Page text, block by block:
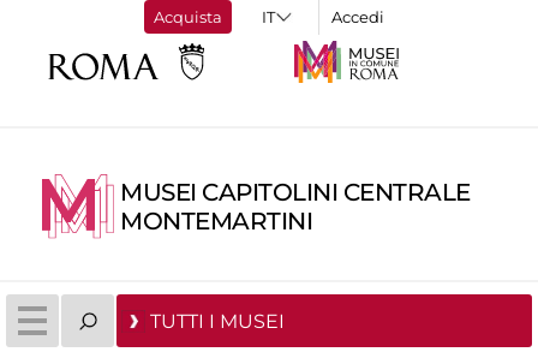
Acquista Accedi
MUSEI CAPITOLINI CENTRALE
MONTEMARTINI
TUTTI I MUSEI